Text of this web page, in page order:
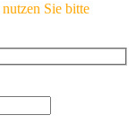
nutzen Sie bitte